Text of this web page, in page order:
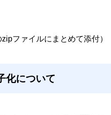
ファイルにまとめて添付）
化について